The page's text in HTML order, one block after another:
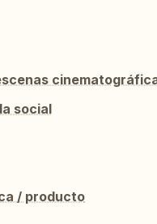
social
/ producto